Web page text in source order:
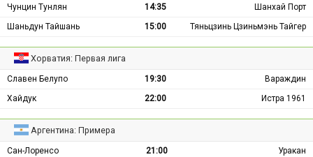
Чунцин Тунлян
14:35
Шанхай Порт
Шаньдун Тайшань
15:00 Тяньцзинь Цзиньмэнь Тайгер
Хорватия: Первая лига
Славен Белупо 19:30
Вараждин
Хайдук
22:00 Истра 1961
Аргентина: Примера
Сан-Лоренсо 21:00
Уракан